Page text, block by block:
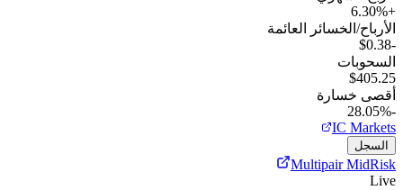
+
6.30%
الأرباح/الخسائر العائمة
-$0.38
السحوبات
$405.25
أقصى خسارة
-28.05%
IC Markets
السجل
Multipair MidRisk
Live